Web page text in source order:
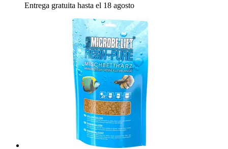
Entrega gratuita hasta el 18 agosto